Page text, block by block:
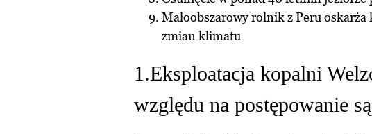
Małoobszarowy rolnik z Peru
zmian klimatu
1.Eksploatacja kopalni
względu na postępowanie